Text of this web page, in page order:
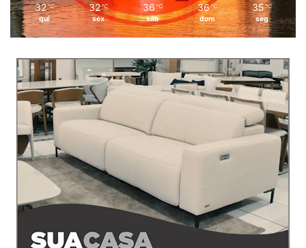
32 ℃
qui
32 ℃
sex
36 ℃
sáb
36 ℃
dom
35 ℃
seg